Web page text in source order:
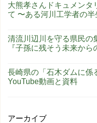
大熊孝さんドキュメン
て 〜ある河川工学者の半
清流川辺川を守る県民の
『子孫に残そう未来か
長崎県の「石木ダムに係
YouTube動画と資料
アーカイブ